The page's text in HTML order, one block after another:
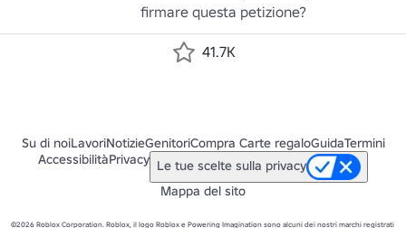
firmare questa petizione?
41.7K
Su di noiLavoriNotizieGenitoriCompra Carte regaloGuidaTermini
AccessibilitàPrivacy Le tue scelte sulla privacy
Mappa del sito
©2026 Roblox Corporation. Roblox, il logo Roblox e Powering Imagination sono alcuni dei nostri marchi registrati